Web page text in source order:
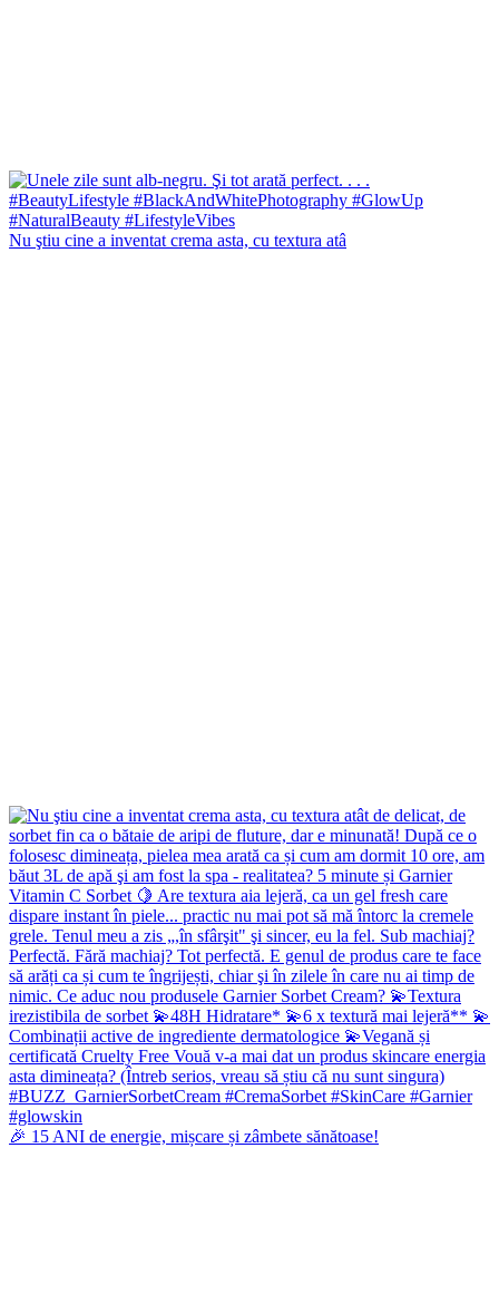
Nu ştiu cine a inventat crema asta, cu textura atâ
🎉 15 ANI de energie, mișcare și zâmbete sănătoase!